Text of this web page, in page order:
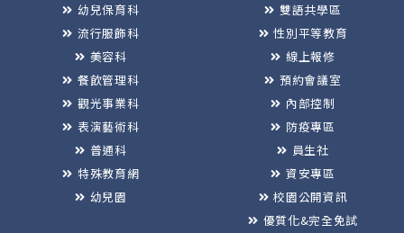
幼兒保育科
流行服飾科
美容科
餐飲管理科
觀光事業科
表演藝術科
普通科
特殊教育網
幼兒園
雙語共學區
性別平等教育
線上報修
預約會議室
內部控制
防疫專區
員生社
資安專區
校園公開資訊
優質化&完全免試